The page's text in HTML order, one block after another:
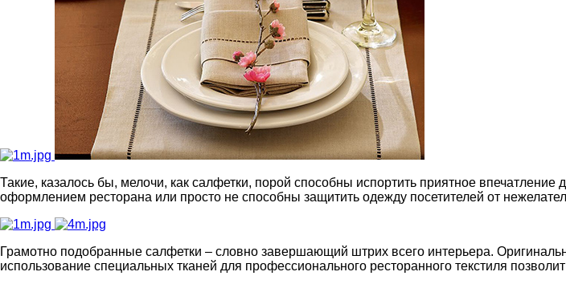
Такие, казалось бы, мелочи, как салфетки, порой способны испортить приятное
оформлением ресторана или просто не способны защитить одежду посетителей от
Грамотно подобранные салфетки – словно завершающий штрих всего интерьера.
использование специальных тканей для профессионального ресторанного текстиля